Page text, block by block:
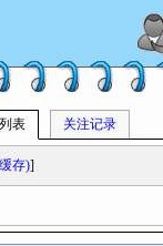
表 关注记录
存)]